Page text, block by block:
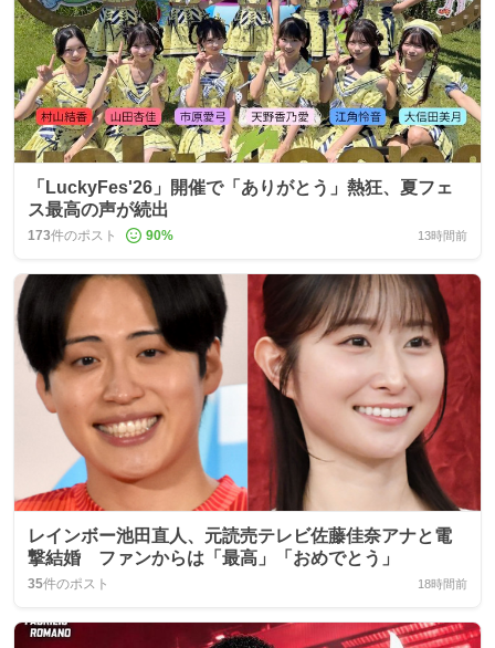
「LuckyFes'26」開催で「ありがとう」熱狂、夏フェ
ス最高の声が続出
173件のポスト 90% 13時間前
レインボー池田直人、元読売テレビ佐藤佳奈アナと電
撃結婚 ファンからは「最高」「おめでとう」
35件のポスト 18時間前